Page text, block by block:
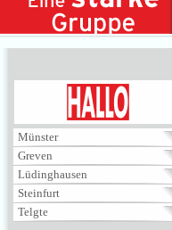
Münster
Greven
Lüdinghausen
Steinfurt
Telgte